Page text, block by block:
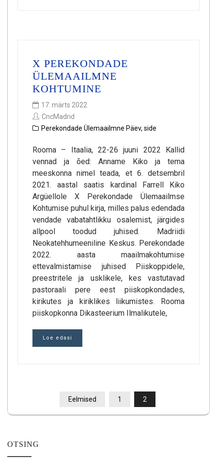
X PEREKONDADE
ÜLEMAAILMNE
KOHTUMINE
17. märts 2022
CncMadrid
Perekondade Ülemaailmne Päev, side
Rooma – Itaalia, 22-26 juuni 2022 Kallid
vennad ja õed: Anname Kiko ja tema
meeskonna nimel teada, et 6. detsembril
2021. aastal saatis kardinal Farrell Kiko
Argüellole X Perekondade Ülemaailmse
Kohtumise puhul kirja, milles palus edendada
vendade vabatahtlikku osalemist, järgides
allpool toodud juhised. Madriidi
Neokatehhumeeniline Keskus. Perekondade
2022. aasta maailmakohtumise
ettevalmistamise juhised Piiskoppidele,
preestritele ja usklikele, kes vastutavad
pastoraali pere eest piiskopkondades,
kirikutes ja kiriklikes liikumistes. Rooma
piiskopkonna Dikasteerium Ilmalikutele,
Loe edasi
POSTITUSTE
LEHEKÜLJENDUS
Eelmised 1 2
OTSING